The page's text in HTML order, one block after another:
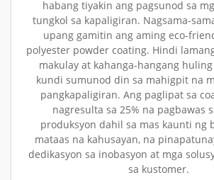
habang tiyakin ang pagsunod sa
tungkol sa kapaligiran. Nagsama-
upang gamitin ang aming eco-
polyester powder coating. Hindi
makulay at kahanga-hangang
kundi sumunod din sa mahigpit na
pangkapaligiran. Ang paglipat sa
nagresulta sa 25% na pagbawas
produksyon dahil sa mas kaunti ng
mataas na kahusayan, na
dedikasyon sa inobasyon at mga
sa kustomer.